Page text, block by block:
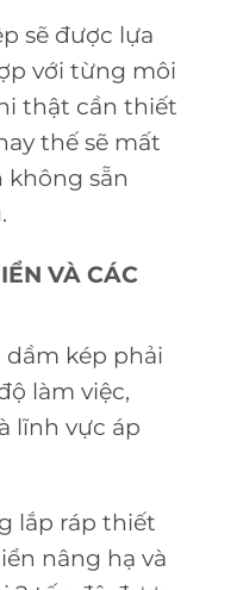
sẽ được lựa
với từng môi
thật cần thiết
thế sẽ mất
không sẵn
VÀ CÁC
kép phải
làm việc,
lĩnh vực áp
lắp ráp thiết
nâng hạ và